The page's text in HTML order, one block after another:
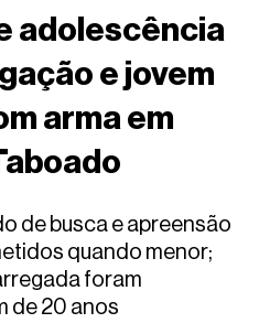
adolescência
e jovem
arma em
de busca e apreensão
quando menor;
foram
de 20 anos